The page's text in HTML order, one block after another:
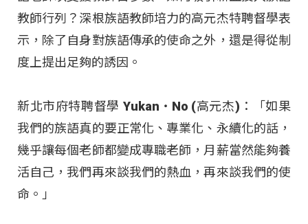
教師行列？深根族語教師培力的高元杰特聘督學表
示，除了自身對族語傳承的使命之外，還是得從制
度上提出足夠的誘因。
新北市府特聘督學 Yukan‧No (高元杰)：「如果
我們的族語真的要正常化、專業化、永續化的話，
幾乎讓每個老師都變成專職老師，月薪當然能夠養
活自己，我們再來談我們的熱血，再來談我們的使
命。」